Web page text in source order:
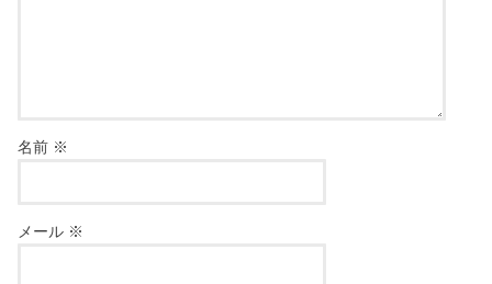
名前 ※
メール ※